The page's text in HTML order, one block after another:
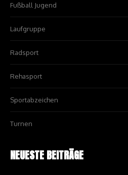
Fußball Jugend
Laufgruppe
Radsport
Rehasport
Sportabzeichen
Turnen
NEUESTE BEITRÄGE